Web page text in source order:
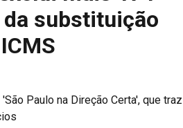
substituição
Paulo na Direção Certa', que traz